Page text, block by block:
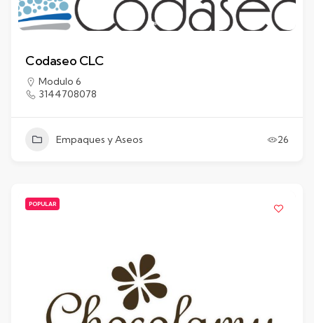
Codaseo CLC
Modulo 6
3144708078
Empaques y Aseos 26
POPULAR